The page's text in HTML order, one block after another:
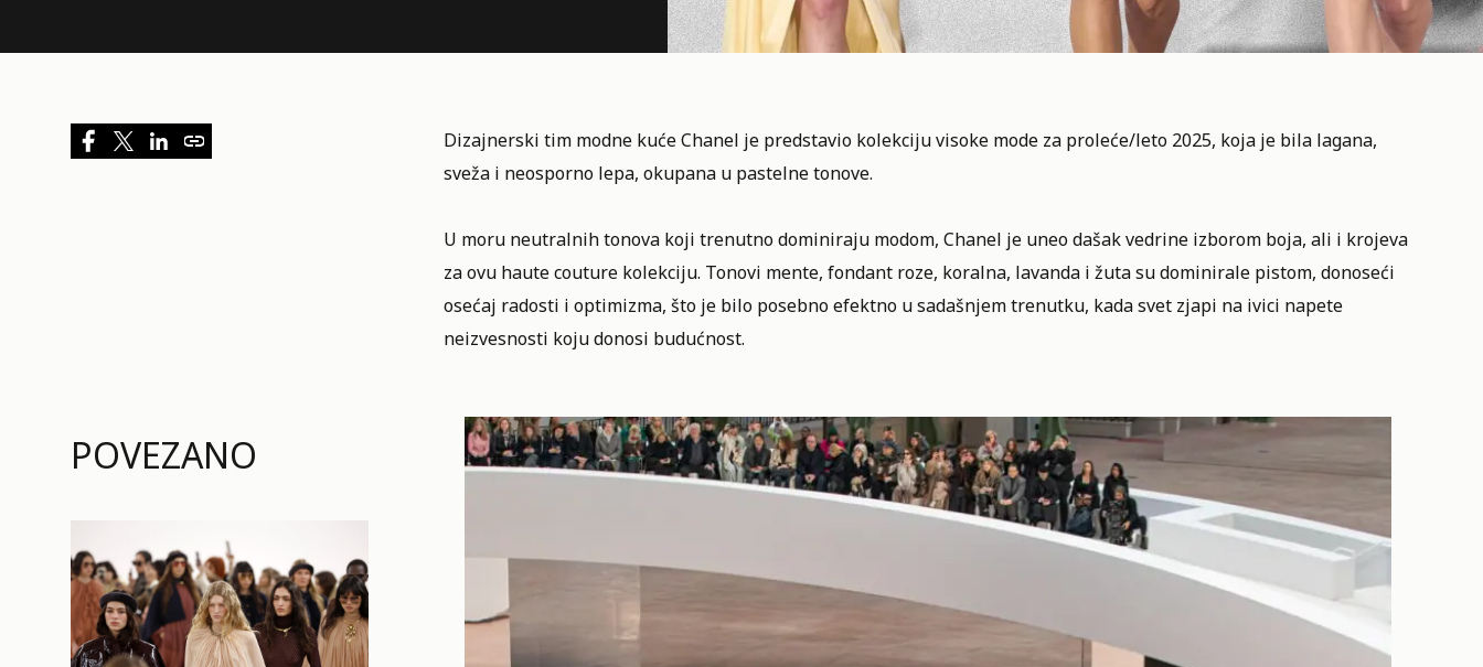
POVEZANO
Dizajnerski tim modne kućeChanel je predstavio kolekciju visoke mode za proleće/leto 2025, koja je bila lagana,
sveža i neosporno lepa, okupana u pastelne tonove.
U moru neutralnih tonova koji trenutno dominiraju modom, Chanel je uneo dašak vedrine izborom boja, ali i krojeva
za ovu haute couture kolekciju. Tonovi mente, fondant roze, koralna, lavanda i žuta su dominirale pistom, donoseći
osećaj radosti i optimizma, što je bilo posebno efektno u sadašnjem trenutku, kada svet zjapi na ivici napete
neizvesnosti koju donosi budućnost.